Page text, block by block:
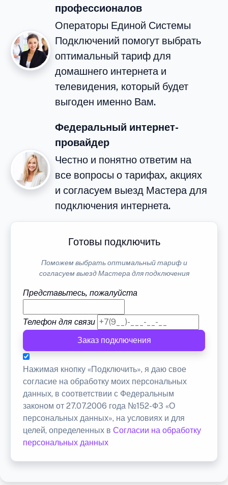
профессионалов
Операторы Единой Системы
Подключений помогут выбрать
оптимальный тариф для
домашнего интернета и
телевидения, который будет
выгоден именно Вам.
Федеральный интернет-
провайдер
Честно и понятно ответим на
все вопросы о тарифах, акциях
и согласуем выезд Мастера для
подключения интернета.
Готовы подключить
Поможем выбрать оптимальный тариф и
согласуем выезд Мастера для подключения
Представьтесь, пожалуйста
Телефон для связи
Заказ подключения
Нажимая кнопку «Подключить», я даю свое
согласие на обработку моих персональных
данных, в соответствии с Федеральным
законом от 27.07.2006 года №152-ФЗ «О
персональных данных», на условиях и для
целей, определенных в Согласии на обработку
персональных данных